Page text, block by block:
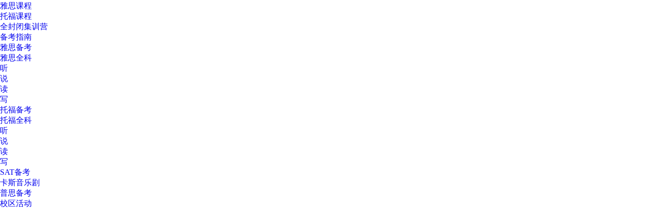
雅思课程
托福课程
全封闭集训营
备考指南
雅思备考
雅思全科
听
说
读
写
托福备考
托福全科
听
说
读
写
SAT备考
卡斯音乐剧
普思备考
校区活动